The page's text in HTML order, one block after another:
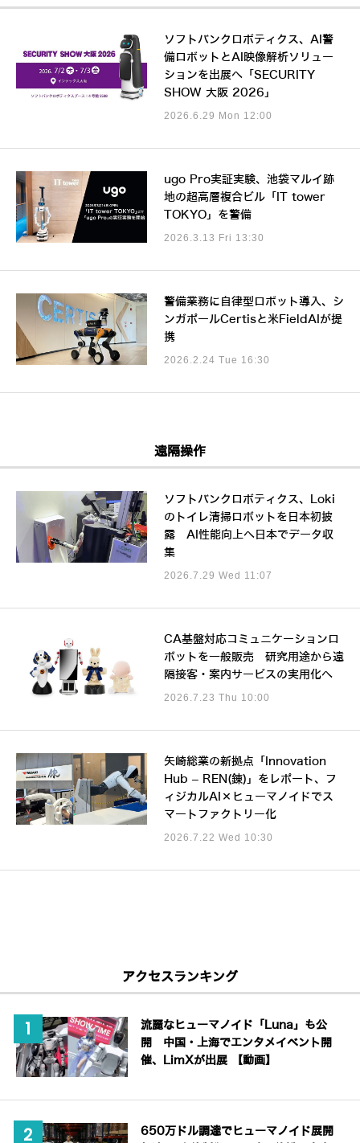
ソフトバンクロボティクス、AI警
備ロボットとAI映像解析ソリュー
ションを出展へ「SECURITY
SHOW 大阪 2026」
2026.6.29 Mon 12:00
ugo Pro実証実験、池袋マルイ跡
地の超高層複合ビル「IT tower
TOKYO」を警備
2026.3.13 Fri 13:30
警備業務に自律型ロボット導入、シ
ンガポールCertisと米FieldAIが提
携
2026.2.24 Tue 16:30
遠隔操作
ソフトバンクロボティクス、Loki
のトイレ清掃ロボットを日本初披
露 AI性能向上へ日本でデータ収
集
2026.7.29 Wed 11:07
CA基盤対応コミュニケーションロ
ボットを一般販売 研究用途から遠
隔接客・案内サービスの実用化へ
2026.7.23 Thu 10:00
矢崎総業の新拠点「Innovation
Hub – REN(錬)」をレポート、フ
ィジカルAI×ヒューマノイドでス
マートファクトリー化
2026.7.22 Wed 10:30
アクセスランキング
流麗なヒューマノイド「Luna」も公
開 中国・上海でエンタメイベント開
催、LimXが出展 【動画】
650万ドル調達でヒューマノイド展開